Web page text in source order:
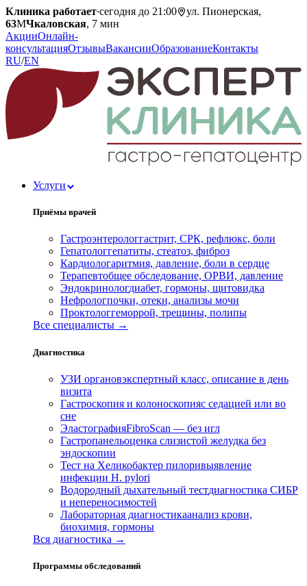
Клиника работает·сегодня до 21:00
ул. Пионерская,
63МЧкаловская, 7 мин
АкцииОнлайн-
консультацияОтзывыВакансииОбразованиеКонтакты
RU/EN
Услуги
Приёмы врачей
Гастроэнтерологгастрит, СРК, рефлюкс, боли
Гепатологгепатиты, стеатоз, фиброз
Кардиологаритмия, давление, боли в сердце
Терапевтобщее обследование, ОРВИ, давление
Эндокринологдиабет, гормоны, щитовидка
Нефрологпочки, отеки, анализы мочи
Проктологгеморрой, трещины, полипы
Все специалисты →
Диагностика
УЗИ органовэкспертный класс, описание в день
визита
Гастроскопия и колоноскопияс седацией или во
сне
ЭластографияFibroScan — без игл
Гастропанельоценка слизистой желудка без
эндоскопии
Тест на Хеликобактер пилоривыявление
инфекции H. pylori
Водородный дыхательный тестдиагностика СИБР
и непереносимостей
Лабораторная диагностикаанализ крови,
биохимия, гормоны
Вся диагностика →
Программы обследований